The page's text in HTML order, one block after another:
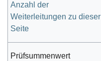
Anzahl der
Weiterleitungen zu dieser
Seite
Prüfsummenwert